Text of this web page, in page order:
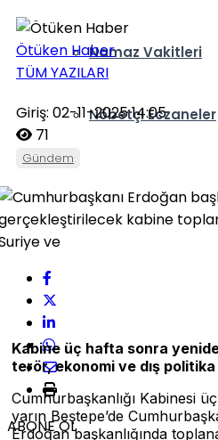
Namaz Vakitleri
Nöbetçi Eczaneler
Ötüken Haber
TÜM YAZILARI
Giriş: 02-11-2025 14:05
71
Gündem
ABONE OL
Kabine üç hafta sonra
terör, ekonomi ve dış politika
Cumhurbaşkanlığı Kabinesi
yarın Beştepe’de
Erdoğan başkanlığında